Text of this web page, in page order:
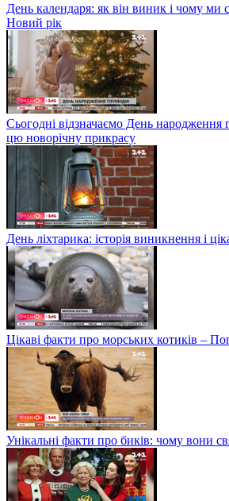
День календаря: як він виник і чому ми
Новий рік
Сьогодні відзначаємо День народження
цю новорічну прикрасу
День ліхтарика: історія виникнення і
Цікаві факти про морських котиків –
Унікальні факти про биків: чому вони